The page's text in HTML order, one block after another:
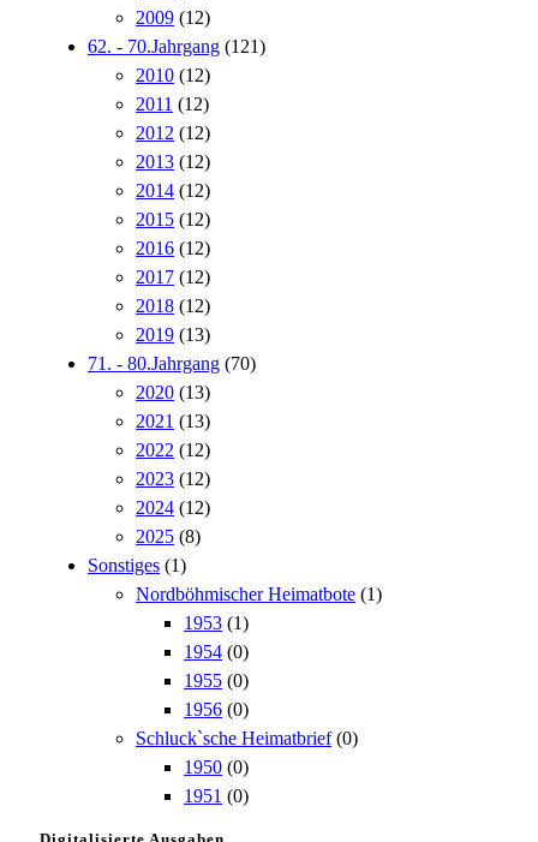
2009 (12)
62. - 70.Jahrgang (121)
2010 (12)
2011 (12)
2012 (12)
2013 (12)
2014 (12)
2015 (12)
2016 (12)
2017 (12)
2018 (12)
2019 (13)
71. - 80.Jahrgang (70)
2020 (13)
2021 (13)
2022 (12)
2023 (12)
2024 (12)
2025 (8)
Sonstiges (1)
Nordböhmischer Heimatbote (1)
1953 (1)
1954 (0)
1955 (0)
1956 (0)
Schluck`sche Heimatbrief (0)
1950 (0)
1951 (0)